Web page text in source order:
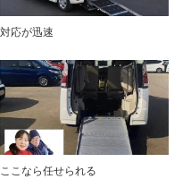
対応が迅速
ここなら任せられる